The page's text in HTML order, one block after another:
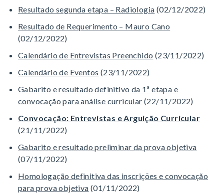
Resultado segunda etapa – Radiologia (02/12/2022)
Resultado de Requerimento – Mauro Cano
(02/12/2022)
Calendário de Entrevistas Preenchido (23/11/2022)
Calendário de Eventos (23/11/2022)
Gabarito e resultado definitivo da 1ª etapa e
convocação para análise curricular (22/11/2022)
Convocação: Entrevistas e Arguição Curricular
(21/11/2022)
Gabarito e resultado preliminar da prova objetiva
(07/11/2022)
Homologação definitiva das inscrições e convocação
para prova objetiva (01/11/2022)